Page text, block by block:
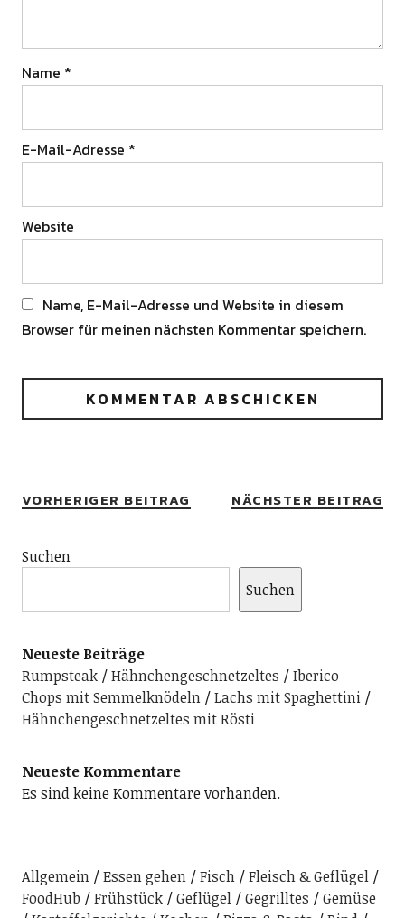
Name *
E-Mail-Adresse *
Website
Name, E-Mail-Adresse und Website in diesem
Browser für meinen nächsten Kommentar speichern.
VORHERIGER BEITRAG NÄCHSTER BEITRAG
Suchen
Suchen
Neueste Beiträge
Rumpsteak
Hähnchengeschnetzeltes
Iberico-
Chops mit Semmelknödeln
Lachs mit Spaghettini
Hähnchengeschnetzeltes mit Rösti
Neueste Kommentare
Es sind keine Kommentare vorhanden.
Allgemein Essen gehen Fisch
Fleisch & Geflügel
FoodHub
Frühstück Geflügel Gegrilltes
Gemüse